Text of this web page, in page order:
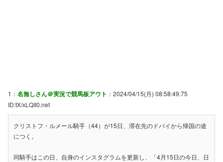
1： 名無しさん＠実況で競馬板アウト ：2024/04/15(月) 08:58:49.75
ID:tX/xLQII0.net
クリストフ・ルメール騎手（44）が15日、滞在先のドバイから帰国の途
につく。
同騎手はこの日、自身のインスタグラムを更新し、「4月15日の今日、日